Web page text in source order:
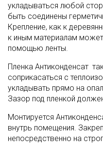
укладываться любой
быть соединены
Крепление, как к
к иным материалам
помощью ленты.
Пленка Антиконденсат
соприкасаться с
укладывать прямо на
Зазор под пленкой
Монтируется
внутрь помещения.
непосредственно на